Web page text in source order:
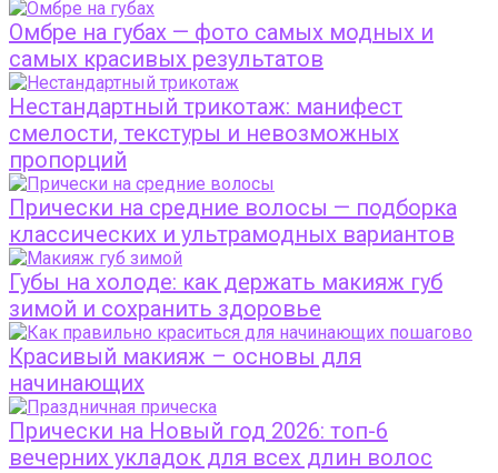
Омбре на губах — фото самых модных и
самых красивых результатов
Нестандартный трикотаж: манифест
смелости, текстуры и невозможных
пропорций
Прически на средние волосы — подборка
классических и ультрамодных вариантов
Губы на холоде: как держать макияж губ
зимой и сохранить здоровье
Красивый макияж – основы для
начинающих
Прически на Новый год 2026: топ-6
вечерних укладок для всех длин волос